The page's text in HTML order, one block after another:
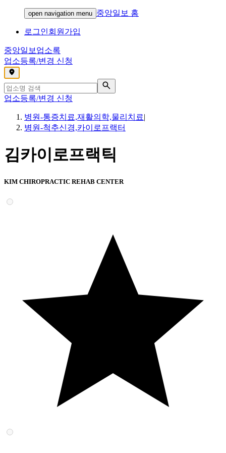
open navigation menu 중앙일보 홈
로그인회원가입
중앙일보 업소록
업소등록/변경 신청
,
업소등록/변경 신청
병원-통증치료,재활의학,물리치료|
병원-척추신경,카이로프랙터
김카이로프랙틱
KIM CHIROPRACTIC REHAB CENTER